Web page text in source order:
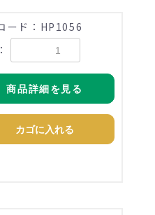
ード：HP1056
商品詳細を見る
カゴに入れる